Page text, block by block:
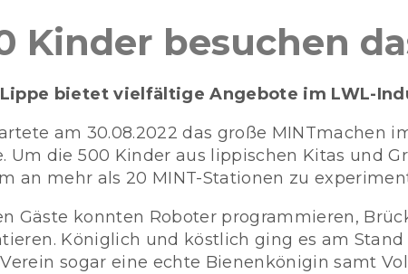
Kinder besuchen
bietet vielfältige Angebote im LWL-
am 30.08.2022 das große MINTmachen
Um die 500 Kinder aus lippischen Kitas und
an mehr als 20 MINT-Stationen zu
Gäste konnten Roboter programmieren,
Königlich und köstlich ging es am
sogar eine echte Bienenkönigin samt